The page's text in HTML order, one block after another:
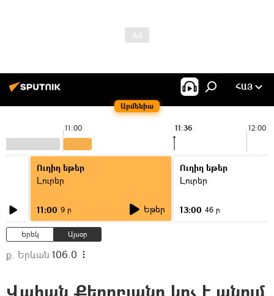
Արմենիա
ՀԱՅ
11:00 12:00
11:36
Ուղիղ եթեր
Լուրեր
11:00 9 ր Եթեր
Ուղիղ եթեր
Լուրեր
13:00 46 ր
Երեկ Այսօր
ք. Երևան 106.0